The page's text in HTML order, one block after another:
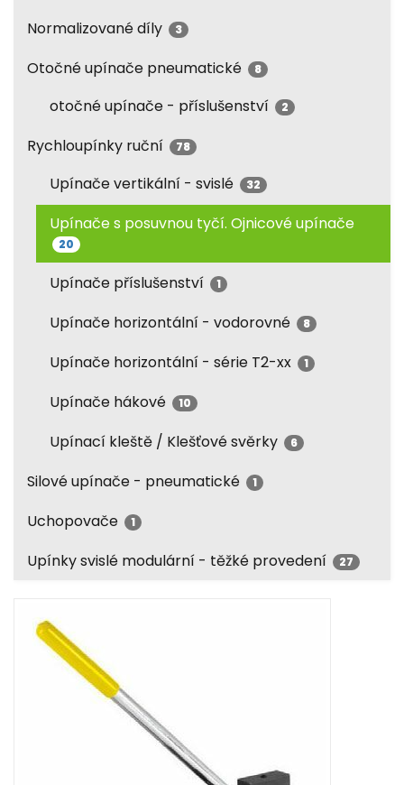
Normalizované díly 3
Otočné upínače pneumatické 8
otočné upínače - příslušenství 2
Rychloupínky ruční 78
Upínače vertikální - svislé 32
Upínače s posuvnou tyčí. Ojnicové upínače
20
Upínače příslušenství 1
Upínače horizontální - vodorovné 8
Upínače horizontální - série T2-xx 1
Upínače hákové 10
Upínací kleště / Klešťové svěrky 6
Silové upínače - pneumatické 1
Uchopovače 1
Upínky svislé modulární - těžké provedení 27